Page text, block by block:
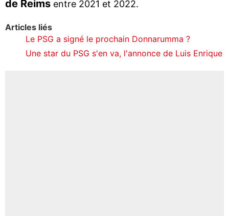
de Reims entre 2021 et 2022.
Articles liés
Le PSG a signé le prochain Donnarumma ?
Une star du PSG s'en va, l'annonce de Luis Enrique